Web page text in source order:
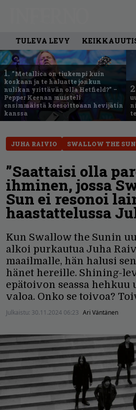
TULEVA LEVY
1. ”Metallica on tiukempi kuin
koskaan ja te haluatte jonkun
nulikan yrittävän olla Hetfield?” –
Pepper Keenan muisteli
ensimmäistä koesoittoaan hevijätin
kanssa
JUHA RAIVIO SWALLOW THE SUN
”Saattaisi olla
ihminen, jossa
Sun ei resonoi
haastattelussa
Kun Swallow the Sunin
alkoi purkautua Juha
maailmalle, hän halusi
hänet hereille. Shining-
epätoivon seassa hehkuu
valoa. Onko se toivoa?
Julkaistu: 30.11.2024 06:23 Ari Väntänen